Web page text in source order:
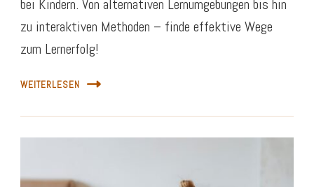
bei Kindern. Von alternativen Lernumgebungen bis hin
zu interaktiven Methoden – finde effektive Wege
zum Lernerfolg!
WEITERLESEN